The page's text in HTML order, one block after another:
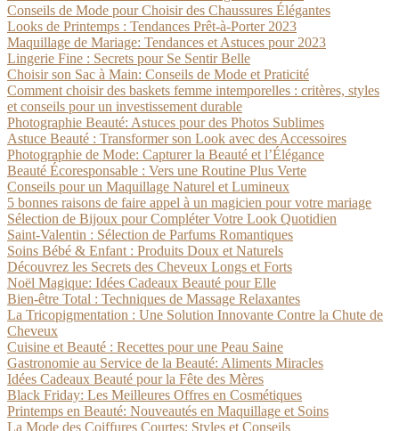
Conseils de Mode pour Choisir des Chaussures Élégantes
Looks de Printemps : Tendances Prêt-à-Porter 2023
Maquillage de Mariage: Tendances et Astuces pour 2023
Lingerie Fine : Secrets pour Se Sentir Belle
Choisir son Sac à Main: Conseils de Mode et Praticité
Comment choisir des baskets femme intemporelles : critères, styles
et conseils pour un investissement durable
Photographie Beauté: Astuces pour des Photos Sublimes
Astuce Beauté : Transformer son Look avec des Accessoires
Photographie de Mode: Capturer la Beauté et l’Élégance
Beauté Écoresponsable : Vers une Routine Plus Verte
Conseils pour un Maquillage Naturel et Lumineux
5 bonnes raisons de faire appel à un magicien pour votre mariage
Sélection de Bijoux pour Compléter Votre Look Quotidien
Saint-Valentin : Sélection de Parfums Romantiques
Soins Bébé & Enfant : Produits Doux et Naturels
Découvrez les Secrets des Cheveux Longs et Forts
Noël Magique: Idées Cadeaux Beauté pour Elle
Bien-être Total : Techniques de Massage Relaxantes
La Tricopigmentation : Une Solution Innovante Contre la Chute de
Cheveux
Cuisine et Beauté : Recettes pour une Peau Saine
Gastronomie au Service de la Beauté: Aliments Miracles
Idées Cadeaux Beauté pour la Fête des Mères
Black Friday: Les Meilleures Offres en Cosmétiques
Printemps en Beauté: Nouveautés en Maquillage et Soins
La Mode des Coiffures Courtes: Styles et Conseils